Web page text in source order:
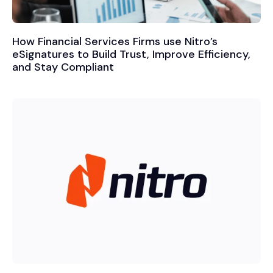
How Financial Services Firms use Nitro’s
eSignatures to Build Trust, Improve Efficiency,
and Stay Compliant